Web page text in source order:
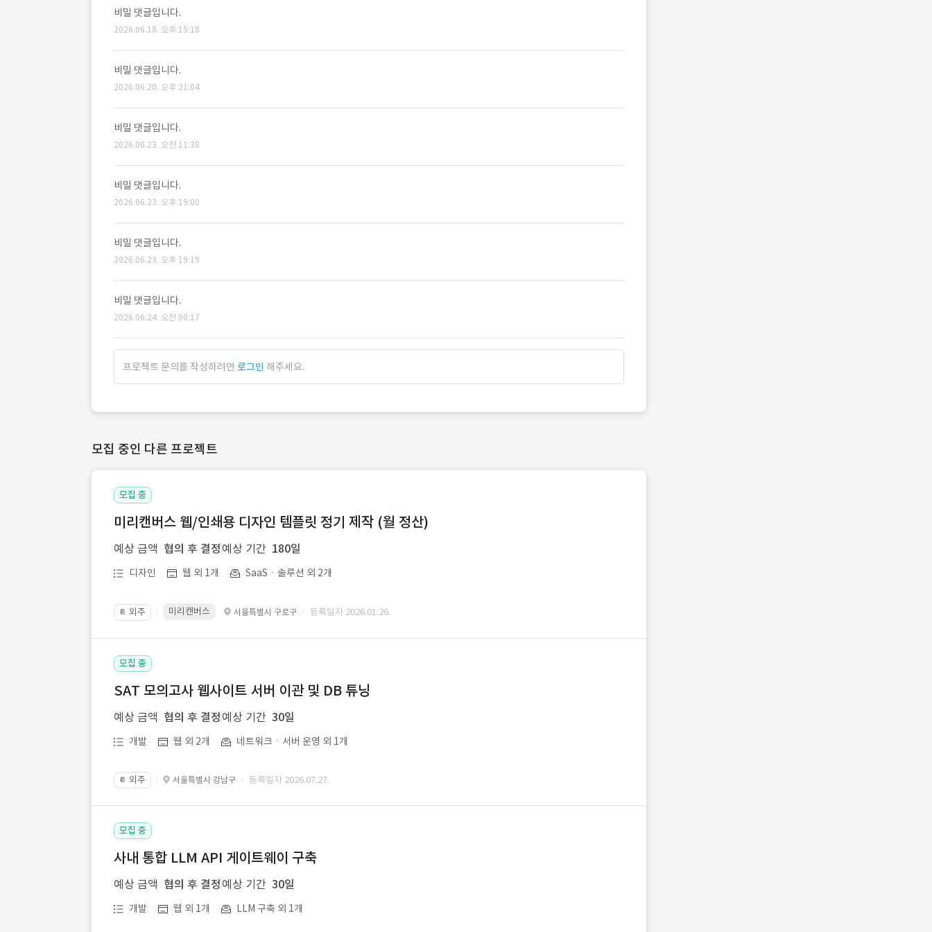
비밀 댓글입니다.
2026.06.18. 오후 15:18
비밀 댓글입니다.
2026.06.20. 오후 21:04
비밀 댓글입니다.
2026.06.23. 오전 11:38
비밀 댓글입니다.
2026.06.23. 오후 19:00
비밀 댓글입니다.
2026.06.23. 오후 19:19
비밀 댓글입니다.
2026.06.24. 오전 00:17
프로젝트 문의를 작성하려면 로그인 해주세요.
모집 중인 다른 프로젝트
모집 중
미리캔버스 웹/인쇄용 디자인 템플릿 정기 제작 (월 정산)
예상 금액 협의 후 결정 예상 기간 180일
디자인 웹 외 1개 SaaSㆍ솔루션 외 2개
📔 외주 미리캔버스 서울특별시 구로구 · 등록일자 2026.01.26.
모집 중
SAT 모의고사 웹사이트 서버 이관 및 DB 튜닝
예상 금액 협의 후 결정 예상 기간 30일
개발 웹 외 2개 네트워크ㆍ서버 운영 외 1개
📔 외주 서울특별시 강남구 · 등록일자 2026.07.27.
모집 중
사내 통합 LLM API 게이트웨이 구축
예상 금액 협의 후 결정 예상 기간 30일
개발 웹 외 1개 LLM 구축 외 1개